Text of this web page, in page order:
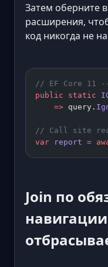
Затем оберните
расширения,
код никогда не
// EF Core 11
public static
    =>
query.
// Call site
var report =
Join по